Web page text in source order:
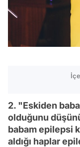
2. "Eskiden
olduğunu
babam epilepsi
aldığı haplar